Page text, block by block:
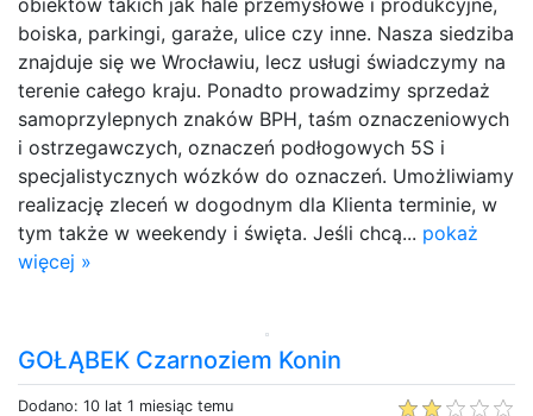
boiska, parkingi, garaże, ulice czy inne. Nasza siedziba
znajduje się we Wrocławiu, lecz usługi świadczymy na
terenie całego kraju. Ponadto prowadzimy sprzedaż
samoprzylepnych znaków BPH, taśm oznaczeniowych
i ostrzegawczych, oznaczeń podłogowych 5S i
specjalistycznych wózków do oznaczeń. Umożliwiamy
realizację zleceń w dogodnym dla Klienta terminie, w
tym także w weekendy i święta. Jeśli chcą... pokaż
więcej »
GOŁĄBEK Czarnoziem Konin
Dodano: 10 lat 1 miesiąc temu